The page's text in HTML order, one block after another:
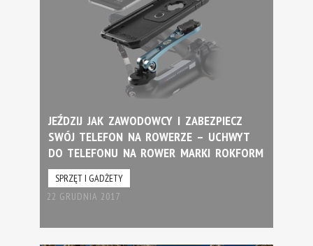
JEŹDZIJ JAK ZAWODOWCY I ZABEZPIECZ
SWÓJ TELEFON NA ROWERZE – UCHWYT
DO TELEFONU NA ROWER MARKI ROKFORM
SPRZĘT I GADŻETY
22 GRUDNIA 2017